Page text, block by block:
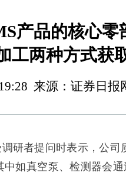
产品的核心零
工两种方式获
来源：证券日报
者提问时表示，公司
如真空泵、检测器会